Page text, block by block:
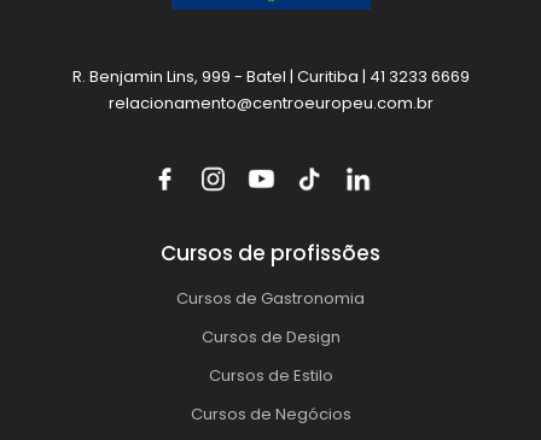
R. Benjamin Lins, 999 - Batel | Curitiba | 41 3233 6669
relacionamento@centroeuropeu.com.br
Cursos de profissões
Cursos de Gastronomia
Cursos de Design
Cursos de Estilo
Cursos de Negócios